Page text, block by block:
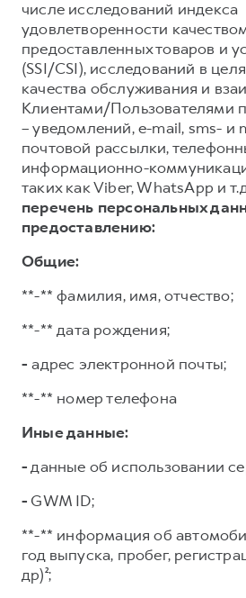
числе исследований индекса
удовлетворенности
предоставленных товаров и
(SSI/CSI), исследований в
качества обслуживания и
Клиентами/Пользователями
– уведомлений, e-mail, sms- и
почтовой рассылки,
информационно-
таких как Viber, WhatsApp и
перечень персональных
предоставлению:
Общие:
**-** фамилия, имя, отчество;
**-** дата рождения;
- адрес электронной почты;
**-** номер телефона
Иные данные:
-данные об использовании
- GWM ID;
**-** информация об
год выпуска, пробег,
др)²;